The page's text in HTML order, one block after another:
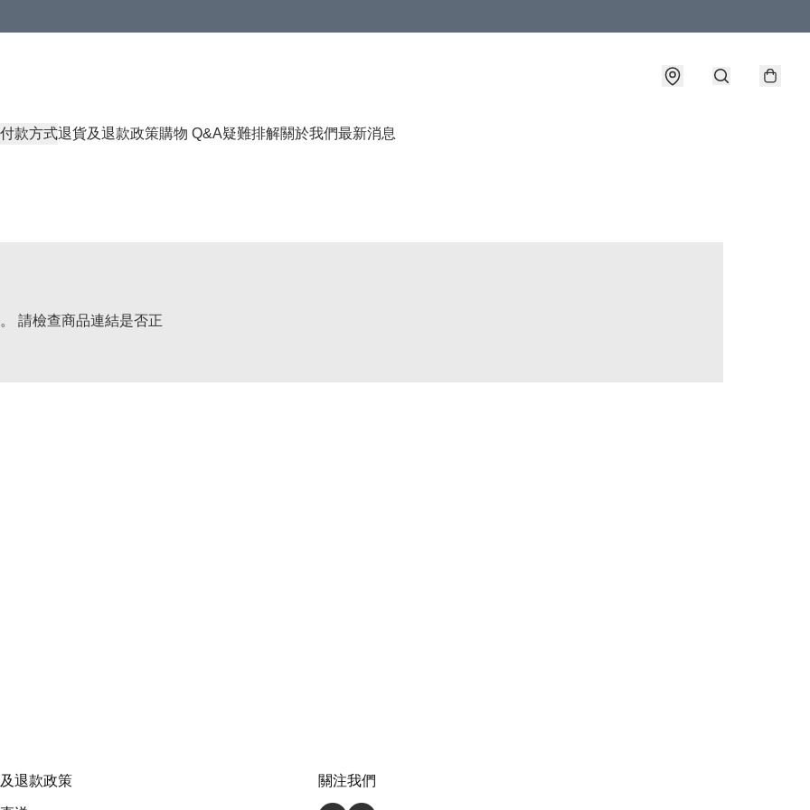
付款方式退貨及退款政策購物 Q&A疑難排解關於我們最新消息
請檢查商品連結是否正
退款政策 關注我們